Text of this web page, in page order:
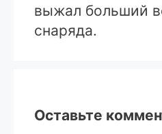
выжал больший
снаряда.
Оставьте